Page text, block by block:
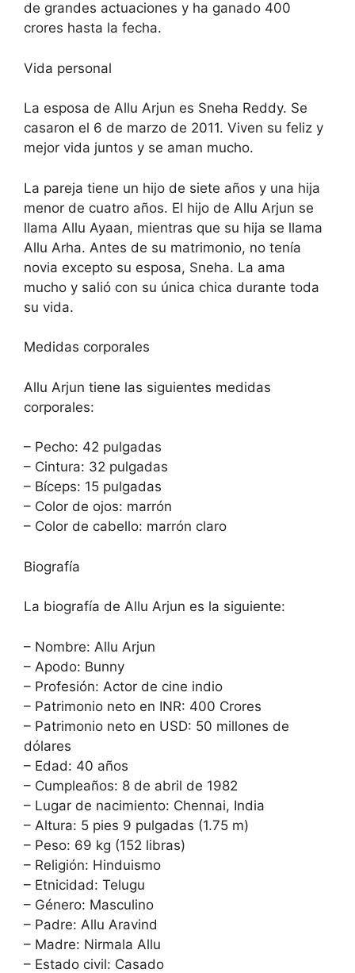
de grandes actuaciones y ha ganado 400
crores hasta la fecha.
Vida personal
La esposa de Allu Arjun es Sneha Reddy. Se
casaron el 6 de marzo de 2011. Viven su feliz y
mejor vida juntos y se aman mucho.
La pareja tiene un hijo de siete años y una hija
menor de cuatro años. El hijo de Allu Arjun se
llama Allu Ayaan, mientras que su hija se llama
Allu Arha. Antes de su matrimonio, no tenía
novia excepto su esposa, Sneha. La ama
mucho y salió con su única chica durante toda
su vida.
Medidas corporales
Allu Arjun tiene las siguientes medidas
corporales:
– Pecho: 42 pulgadas
– Cintura: 32 pulgadas
– Bíceps: 15 pulgadas
– Color de ojos: marrón
– Color de cabello: marrón claro
Biografía
La biografía de Allu Arjun es la siguiente:
– Nombre: Allu Arjun
– Apodo: Bunny
– Profesión: Actor de cine indio
– Patrimonio neto en INR: 400 Crores
– Patrimonio neto en USD: 50 millones de
dólares
– Edad: 40 años
– Cumpleaños: 8 de abril de 1982
– Lugar de nacimiento: Chennai, India
– Altura: 5 pies 9 pulgadas (1.75 m)
– Peso: 69 kg (152 libras)
– Religión: Hinduismo
– Etnicidad: Telugu
– Género: Masculino
– Padre: Allu Aravind
– Madre: Nirmala Allu
– Estado civil: Casado